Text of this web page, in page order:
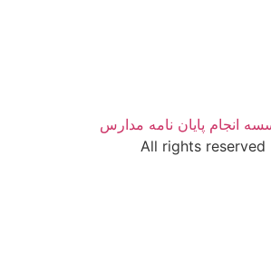
All rights reserved